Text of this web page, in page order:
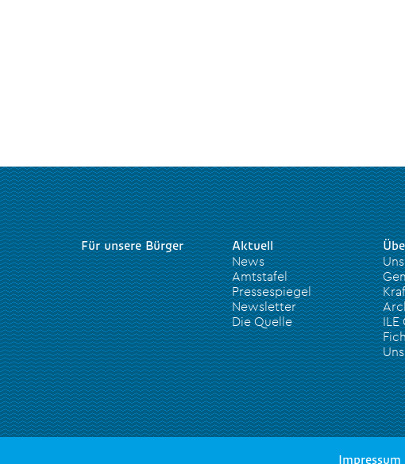
Für unsere Bürger
Aktuell
News
Amtstafel
Pressespiegel
Newsletter
Die Quelle
ILE
Impressum